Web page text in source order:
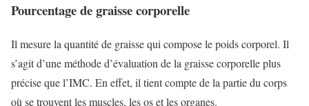
Pourcentage de graisse corporelle
Il mesure la quantité de graisse qui compose le poids corporel. Il
s’agit d’une méthode d’évaluation de la graisse corporelle plus
précise que l’IMC. En effet, il tient compte de la partie du corps
où se trouvent les muscles, les os et les organes.